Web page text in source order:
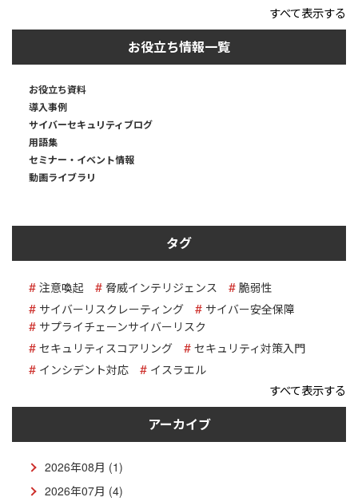
すべて表示する
お役立ち情報一覧
お役立ち資料
導入事例
サイバーセキュリティブログ
用語集
セミナー・イベント情報
動画ライブラリ
タグ
注意喚起 脅威インテリジェンス
脆弱性
サイバーリスクレーティング
サイバー安全保障
サプライチェーンサイバーリスク
セキュリティスコアリング
セキュリティ対策入門
インシデント対応
イスラエル
すべて表示する
アーカイブ
2026年08月 (1)
2026年07月 (4)